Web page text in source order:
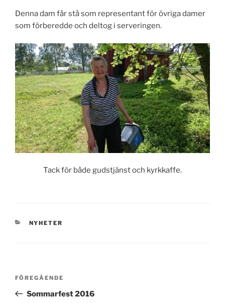
Denna dam får stå som representant för övriga damer
som förberedde och deltog i serveringen.
Tack för både gudstjänst och kyrkkaffe.
KATEGORIER
NYHETER
Inläggsnavigering
Föregående
inlägg
FÖREGÅENDE
Sommarfest 2016